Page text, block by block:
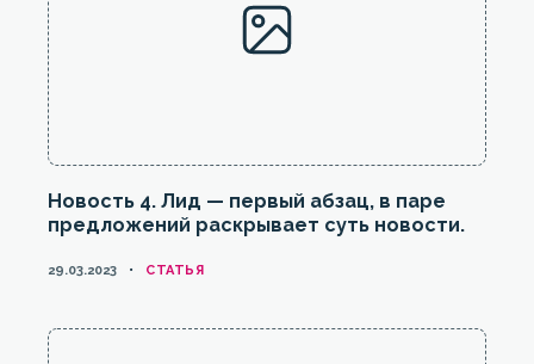
Новость 4. Лид — первый абзац, в паре
предложений раскрывает суть новости.
29.03.2023 КАТЕГОРИИ
CТАТЬЯ